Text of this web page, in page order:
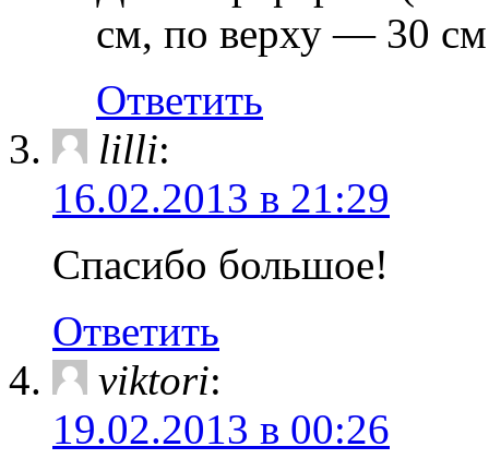
см, по верху — 30
Ответить
lilli:
16.02.2013 в 21:29
Спасибо большое!
Ответить
viktori:
19.02.2013 в 00:26